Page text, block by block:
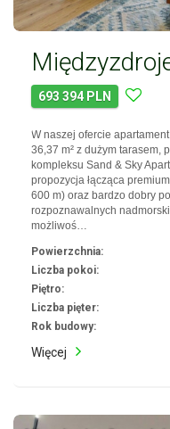
693 394 PLN
W naszej ofercie
36,37 m² z dużym tarasem,
kompleksu Sand & Sky
propozycja łącząca
600 m) oraz bardzo dobry
rozpoznawalnych
możliwoś…
Powierzchnia:
Liczba pokoi:
Piętro:
Liczba pięter:
Rok budowy:
Więcej